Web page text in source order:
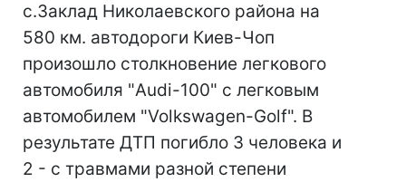
с.Заклад Николаевского района на
580 км. автодороги Киев-Чоп
произошло столкновение легкового
автомобиля "Audi-100" с легковым
автомобилем "Volkswagen-Golf". В
результате ДТП погибло 3 человека и
2 - с травмами разной степени